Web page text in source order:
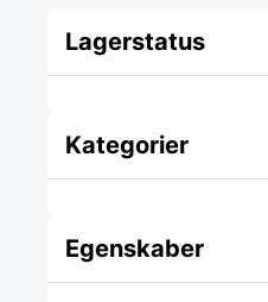
Lagerstatus
Kategorier
Egenskaber